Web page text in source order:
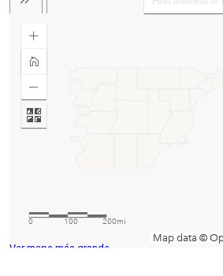
Ver mapa más grande